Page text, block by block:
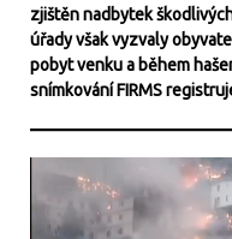
zjištěn nadbytek
úřady však vyzvaly
pobyt venku a během
snímkování FIRMS